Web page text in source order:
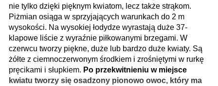
nie tylko dzięki pięknym kwiatom, lecz także strąkom.
Piżmian osiąga w sprzyjających warunkach do 2 m
wysokości. Na wysokiej łodydze wyrastają duże 37-
klapowe liście z wyraźnie piłkowanymi brzegami. W
czerwcu tworzy piękne, duże lub bardzo duże kwiaty. Są
żółte z ciemnoczerwonym środkiem i zrośniętymi w rurkę
pręcikami i słupkiem. Po przekwitnieniu w miejsce
kwiatu tworzy się osadzony pionowo owoc, który ma